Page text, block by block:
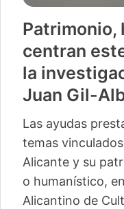
Patrimonio,
centran
la
Juan Gil-
Las ayudas
temas
Alicante y su
o humanístico,
Alicantino de